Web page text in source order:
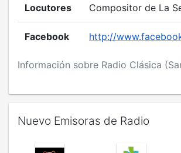
Información sobre Radio Clásica
Locutores
Compositor de La
Facebook http://
Nuevo Emisoras de Radio